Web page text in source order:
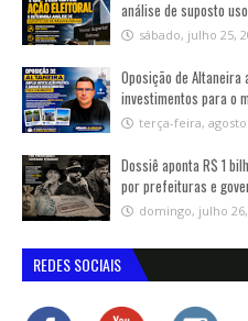
análise de suposto
sábado, julho 25,
Oposição de
investimentos para o
terça-feira, agosto
Dossiê aponta R$ 1
por prefeituras e
domingo, julho
REDES SOCIAIS